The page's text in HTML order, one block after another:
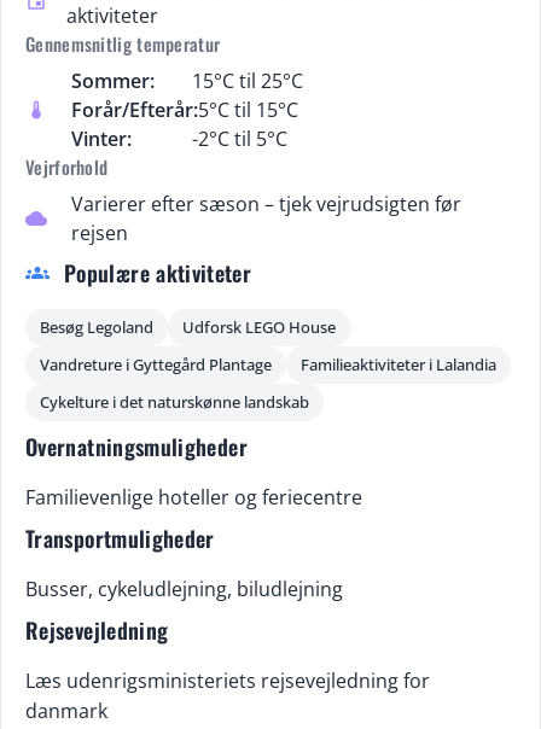
aktiviteter
Gennemsnitlig temperatur
thermostat
Sommer:
15°C til 25°C
Forår/Efterår:5°C til 15°C
Vinter:
-2°C til 5°C
Vejrforhold
cloud
Varierer efter sæson – tjek vejrudsigten før
rejsen
groups Populære aktiviteter
Besøg Legoland
Udforsk LEGO House
Vandreture i Gyttegård Plantage
Familieaktiviteter i Lalandia
Cykelture i det naturskønne landskab
Overnatningsmuligheder
Familievenlige hoteller og feriecentre
Transportmuligheder
Busser, cykeludlejning, biludlejning
Rejsevejledning
Læs udenrigsministeriets rejsevejledning for
danmark